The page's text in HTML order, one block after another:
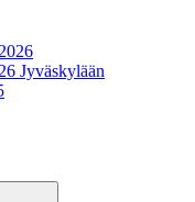
Jyväskylään